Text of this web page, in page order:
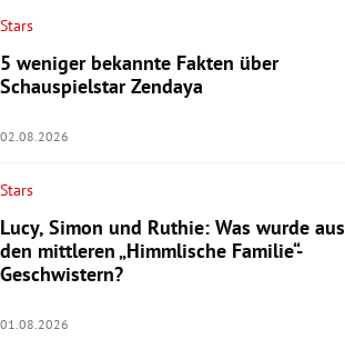
Stars
5 weniger bekannte Fakten über
Schauspielstar Zendaya
02.08.2026
Stars
Lucy, Simon und Ruthie: Was wurde aus
den mittleren „Himmlische Familie“-
Geschwistern?
01.08.2026